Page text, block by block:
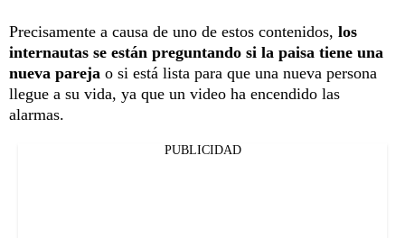
Precisamente a causa de uno de estos contenidos, los
internautas se están preguntando si la paisa tiene una
nueva pareja o si está lista para que una nueva persona
llegue a su vida, ya que un video ha encendido las
alarmas.
PUBLICIDAD